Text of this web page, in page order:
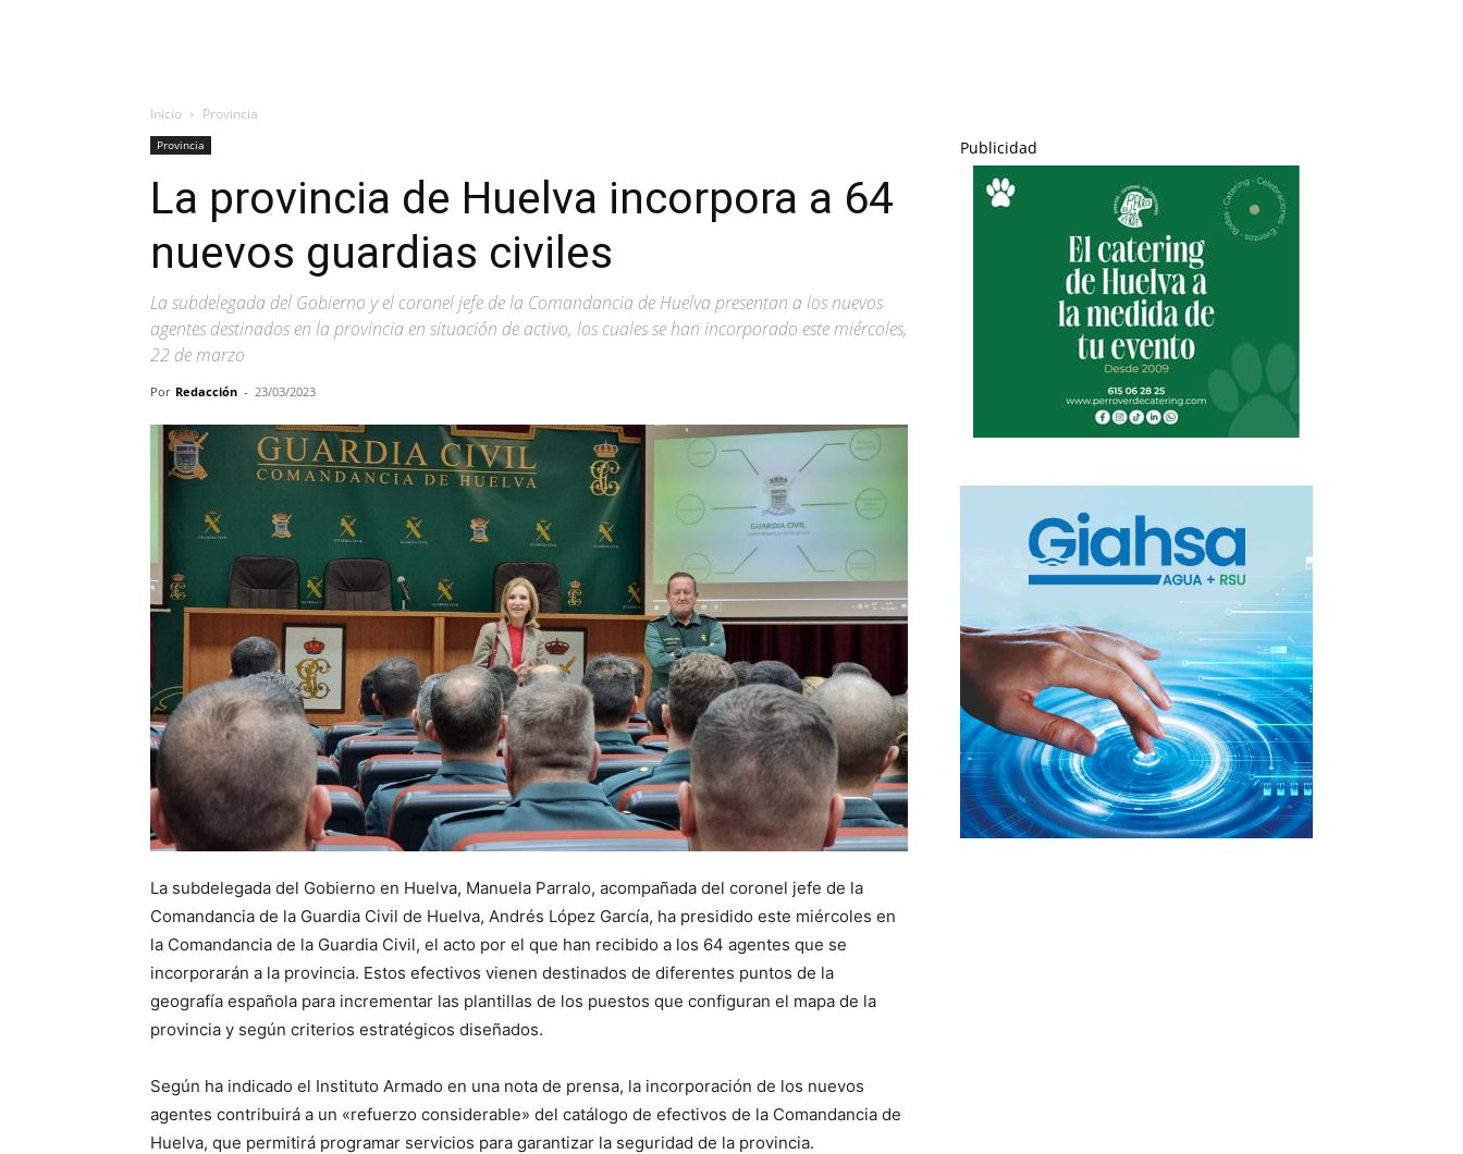
Inicio Provincia
Provincia
La provincia de Huelva incorpora a 64
nuevos guardias civiles
La subdelegada del Gobierno y el coronel jefe de la Comandancia de Huelva presentan a los nuevos
agentes destinados en la provincia en situación de activo, los cuales se han incorporado este miércoles,
22 de marzo
Por Redacción - 23/03/2023
La subdelegada del Gobierno en Huelva, Manuela Parralo, acompañada del coronel jefe de la
Comandancia de la Guardia Civil de Huelva, Andrés López García, ha presidido este miércoles en
la Comandancia de la Guardia Civil, el acto por el que han recibido a los 64 agentes que se
incorporarán a la provincia. Estos efectivos vienen destinados de diferentes puntos de la
geografía española para incrementar las plantillas de los puestos que configuran el mapa de la
provincia y según criterios estratégicos diseñados.
Según ha indicado el Instituto Armado en una nota de prensa, la incorporación de los nuevos
agentes contribuirá a un «refuerzo considerable» del catálogo de efectivos de la Comandancia de
Huelva, que permitirá programar servicios para garantizar la seguridad de la provincia.
Publicidad